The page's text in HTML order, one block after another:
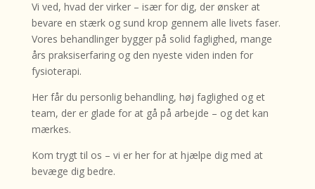
Vi ved, hvad der virker – især for dig, der ønsker at
bevare en stærk og sund krop gennem alle livets faser.
Vores behandlinger bygger på solid faglighed, mange
års praksiserfaring og den nyeste viden inden for
fysioterapi.
Her får du personlig behandling, høj faglighed og et
team, der er glade for at gå på arbejde – og det kan
mærkes.
Kom trygt til os – vi er her for at hjælpe dig med at
bevæge dig bedre.